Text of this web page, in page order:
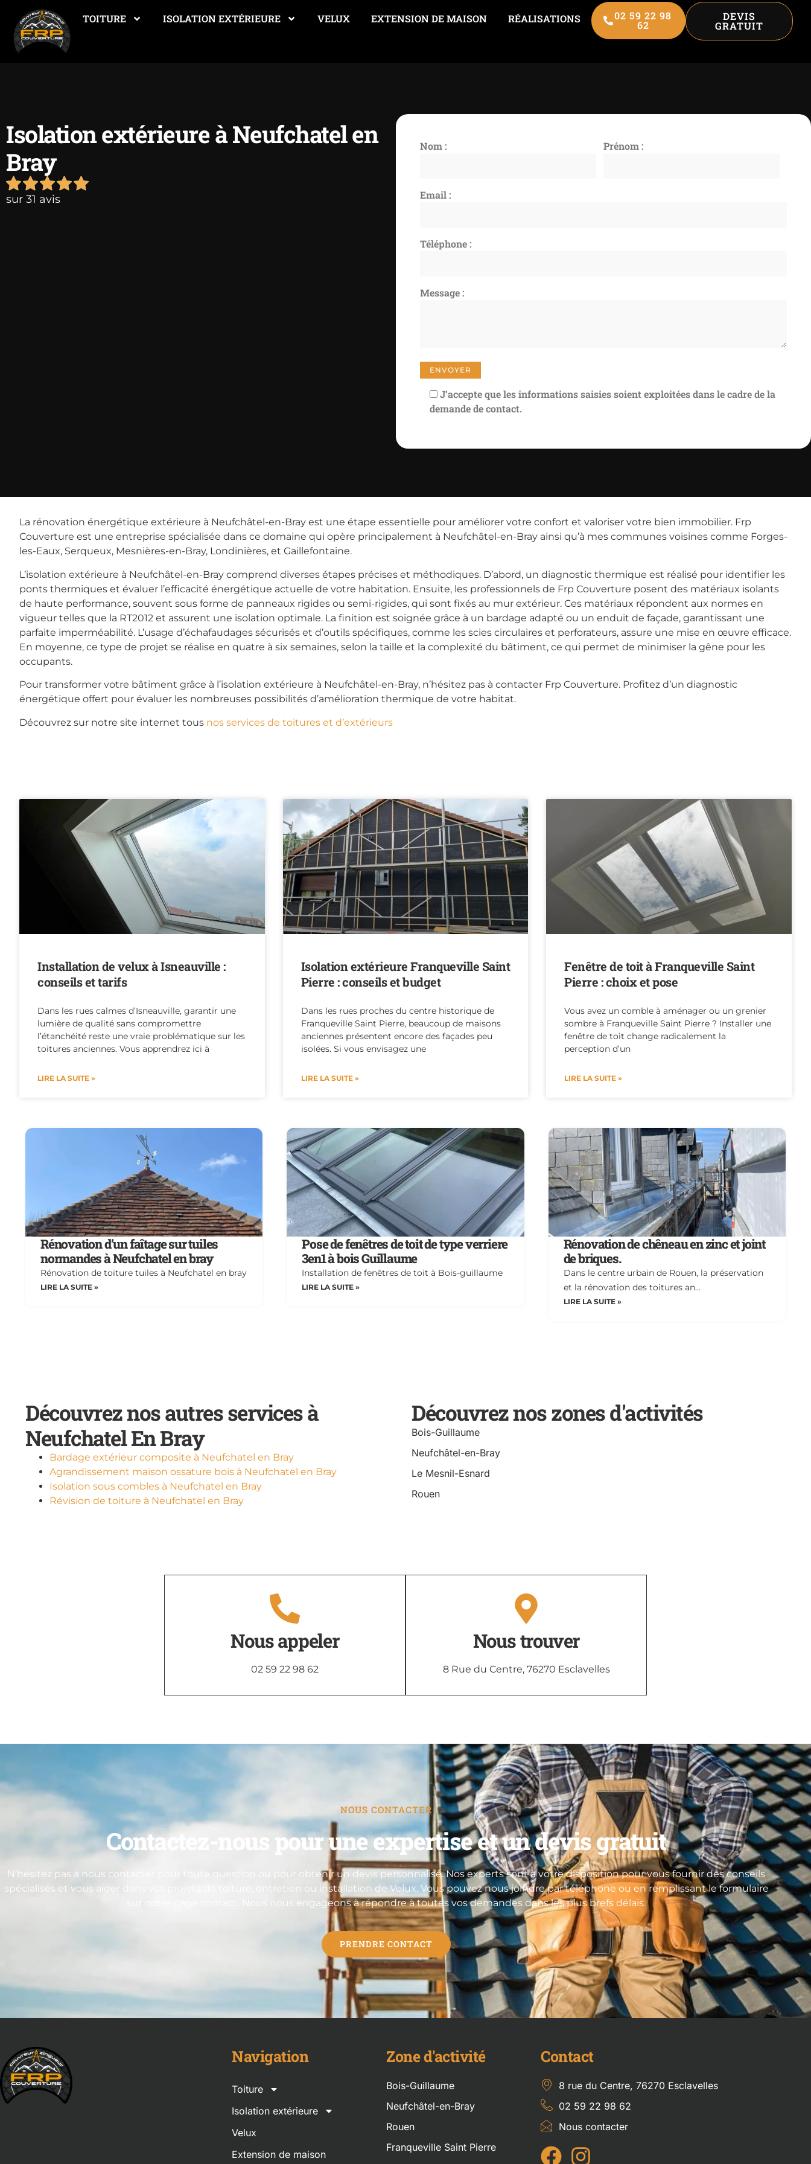
TOITURE ISOLATION EXTÉRIEURE VELUX EXTENSION DE MAISON RÉALISATIONS 02 59 22 98
62
DEVIS
GRATUIT
Isolation extérieure à Neufchatel en
Bray
sur 31 avis
Nom : Prénom :
Email :
Téléphone :
Message :
J’accepte que les informations saisies soient exploitées dans le cadre de la
demande de contact.
La rénovation énergétique extérieure à Neufchâtel-en-Bray est une étape essentielle pour améliorer votre confort et valoriser votre bien immobilier. Frp
Couverture est une entreprise spécialisée dans ce domaine qui opère principalement à Neufchâtel-en-Bray ainsi qu’à mes communes voisines comme Forges-
les-Eaux, Serqueux, Mesnières-en-Bray, Londinières, et Gaillefontaine.
L’isolation extérieure à Neufchâtel-en-Bray comprend diverses étapes précises et méthodiques. D’abord, un diagnostic thermique est réalisé pour identifier les
ponts thermiques et évaluer l’efficacité énergétique actuelle de votre habitation. Ensuite, les professionnels de Frp Couverture posent des matériaux isolants
de haute performance, souvent sous forme de panneaux rigides ou semi-rigides, qui sont fixés au mur extérieur. Ces matériaux répondent aux normes en
vigueur telles que la RT2012 et assurent une isolation optimale. La finition est soignée grâce à un bardage adapté ou un enduit de façade, garantissant une
parfaite imperméabilité. L’usage d’échafaudages sécurisés et d’outils spécifiques, comme les scies circulaires et perforateurs, assure une mise en œuvre efficace.
En moyenne, ce type de projet se réalise en quatre à six semaines, selon la taille et la complexité du bâtiment, ce qui permet de minimiser la gêne pour les
occupants.
Pour transformer votre bâtiment grâce à l’isolation extérieure à Neufchâtel-en-Bray, n’hésitez pas à contacter Frp Couverture. Profitez d’un diagnostic
énergétique offert pour évaluer les nombreuses possibilités d’amélioration thermique de votre habitat.
Découvrez sur notre site internet tous nos services de toitures et d’extérieurs
Installation de velux à Isneauville :
conseils et tarifs
Dans les rues calmes d’Isneauville, garantir une
lumière de qualité sans compromettre
l’étanchéité reste une vraie problématique sur les
toitures anciennes. Vous apprendrez ici à
LIRE LA SUITE »
Isolation extérieure Franqueville Saint
Pierre : conseils et budget
Dans les rues proches du centre historique de
Franqueville Saint Pierre, beaucoup de maisons
anciennes présentent encore des façades peu
isolées. Si vous envisagez une
LIRE LA SUITE »
Fenêtre de toit à Franqueville Saint
Pierre : choix et pose
Vous avez un comble à aménager ou un grenier
sombre à Franqueville Saint Pierre ? Installer une
fenêtre de toit change radicalement la
perception d’un
LIRE LA SUITE »
Rénovation d’un faîtage sur tuiles
normandes à Neufchatel en bray
Rénovation de toiture tuiles à Neufchatel en bray
LIRE LA SUITE »
Pose de fenêtres de toit de type verriere
3en1 à bois Guillaume
Installation de fenêtres de toit à Bois-guillaume
LIRE LA SUITE »
Rénovation de chêneau en zinc et joint
de briques.
Dans le centre urbain de Rouen, la préservation
et la rénovation des toitures an…
LIRE LA SUITE »
Découvrez nos autres services à
Neufchatel En Bray
Bardage extérieur composite à Neufchatel en Bray
Agrandissement maison ossature bois à Neufchatel en Bray
Isolation sous combles à Neufchatel en Bray
Révision de toiture à Neufchatel en Bray
Découvrez nos zones d'activités
Bois-Guillaume
Neufchâtel-en-Bray
Le Mesnil-Esnard
Rouen
Nous appeler
02 59 22 98 62
Nous trouver
8 Rue du Centre, 76270 Esclavelles
NOUS CONTACTER
Contactez-nous pour une expertise et un devis gratuit
N’hésitez pas à nous contacter pour toute question ou pour obtenir un devis personnalisé. Nos experts sont à votre disposition pour vous fournir des conseils
spécialisés et vous aider dans vos projets de toiture, entretien ou installation de Velux. Vous pouvez nous joindre par téléphone ou en remplissant le formulaire
sur notre page contact. Nous nous engageons à répondre à toutes vos demandes dans les plus brefs délais.
PRENDRE CONTACT
Navigation
Toiture
Isolation extérieure
Velux
Extension de maison
Zone d'activité
Bois-Guillaume
Neufchâtel-en-Bray
Rouen
Franqueville Saint Pierre
Contact
8 rue du Centre, 76270 Esclavelles
02 59 22 98 62
Nous contacter